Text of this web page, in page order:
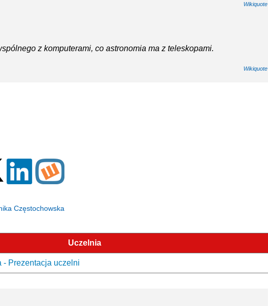
Wikiquote
z komputerami, co astronomia ma z teleskopami.
Wikiquote
Częstochowska
Uczelnia
- Prezentacja uczelni